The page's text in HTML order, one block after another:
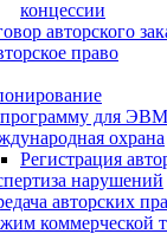
концессии
авторского
право
для
охрана
Регистрация
нарушений
авторских
коммерческой